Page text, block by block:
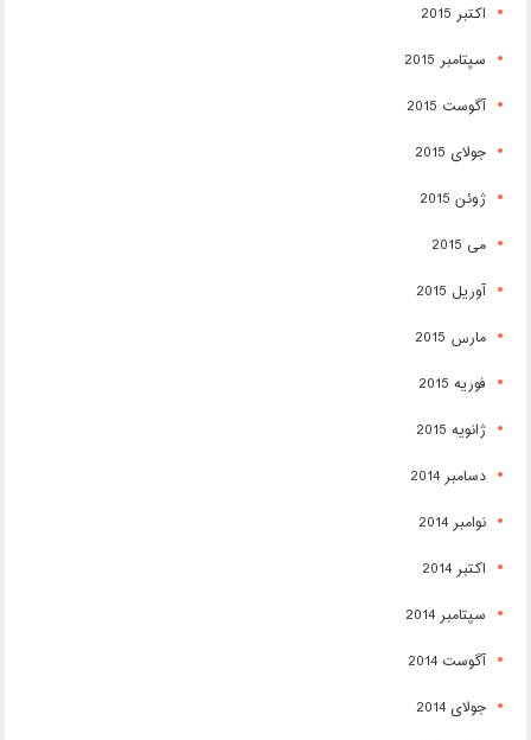
اکتبر 2015
سپتامبر 2015
آگوست 2015
جولای 2015
ژوئن 2015
می 2015
آوریل 2015
مارس 2015
فوریه 2015
ژانویه 2015
دسامبر 2014
نوامبر 2014
اکتبر 2014
سپتامبر 2014
آگوست 2014
جولای 2014